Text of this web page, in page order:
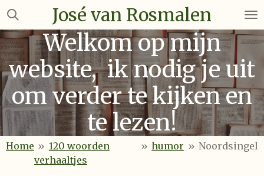
Ga
naar
de
hoofdinhoud
José van Rosmalen
Welkom op mijn
website, ik nodig je uit
om verder te kijken en
te lezen!
Home » 120 woorden
verhaaltjes
» humor » Noordsingel